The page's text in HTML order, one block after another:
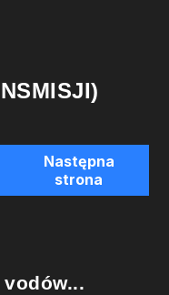
Następna
strona
vodów...